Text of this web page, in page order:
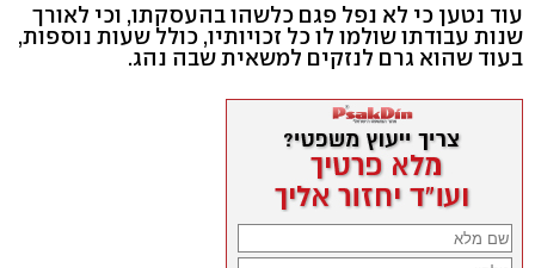
עוד נטען כי לא נפל פגם כלשהו בהעסקתו, וכי לאורך
שנות עבודתו שולמו לו כל זכויותיו, כולל שעות נוספות,
בעוד שהוא גרם לנזקים למשאית שבה נהג.